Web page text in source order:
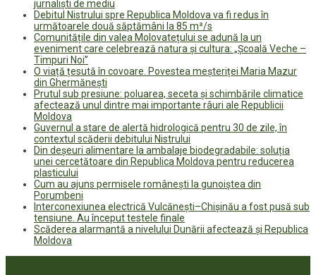
jurnaliști de mediu
Debitul Nistrului spre Republica Moldova va fi redus în
următoarele două săptămâni la 85 m³/s
Comunitățile din valea Molovatețului se adună la un
eveniment care celebrează natura și cultura: „Școală Veche –
Timpuri Noi”
O viață țesută în covoare. Povestea meșteriței Maria Mazur
din Ghermănești
Prutul sub presiune: poluarea, seceta și schimbările climatice
afectează unul dintre mai importante râuri ale Republicii
Moldova
Guvernul a stare de alertă hidrologică pentru 30 de zile, în
contextul scăderii debitului Nistrului
Din deșeuri alimentare la ambalaje biodegradabile: soluția
unei cercetătoare din Republica Moldova pentru reducerea
plasticului
Cum au ajuns permisele românești la gunoiștea din
Porumbeni
Interconexiunea electrică Vulcănești–Chișinău a fost pusă sub
tensiune. Au început testele finale
Scăderea alarmantă a nivelului Dunării afectează și Republica
Moldova